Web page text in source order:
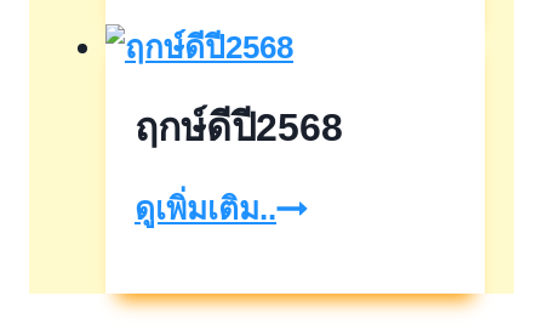
ตุลาคม2566
ฤกษ์ดีปี2568
ดูเพิ่มเติม..ฤกษ์